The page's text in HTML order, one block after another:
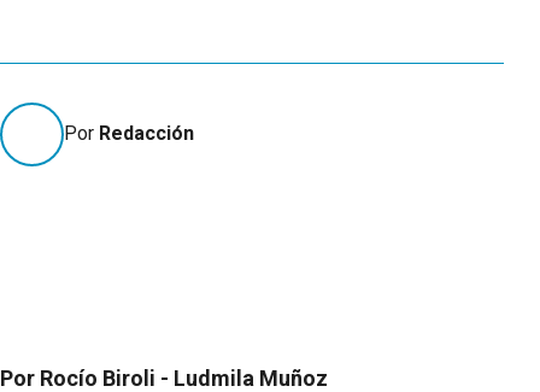
Por Redacción
Por Rocío Biroli - Ludmila Muñoz